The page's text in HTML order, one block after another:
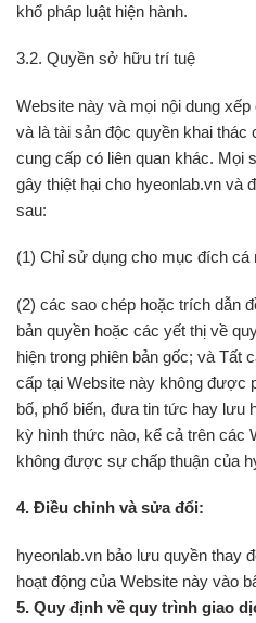
khổ pháp luật hiện hành.
3.2. Quyền sở hữu trí tuệ
Website này và mọi nội dung
và là tài sản độc quyền khai thác
cung cấp có liên quan khác. Mọi
gây thiệt hại cho hyeonlab.vn và
sau:
(1) Chỉ sử dụng cho mục đích cá
(2) các sao chép hoặc trích dẫn
bản quyền hoặc các yết thị về
hiện trong phiên bản gốc; và Tất
cấp tại Website này không được
bố, phổ biến, đưa tin tức hay lưu
kỳ hình thức nào, kể cả trên các
không được sự chấp thuận của
4. Điều chỉnh và sửa đổi:
hyeonlab.vn bảo lưu quyền thay
hoạt động của Website này vào
5. Quy định về quy trình giao